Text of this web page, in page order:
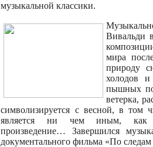
музыкальной классики.
Вивальди
мира
природу
холодов
пышных
ветерка,
символизируется с весной, в том
является ни чем иным, как
произведение… Завершился
документального фильма «По